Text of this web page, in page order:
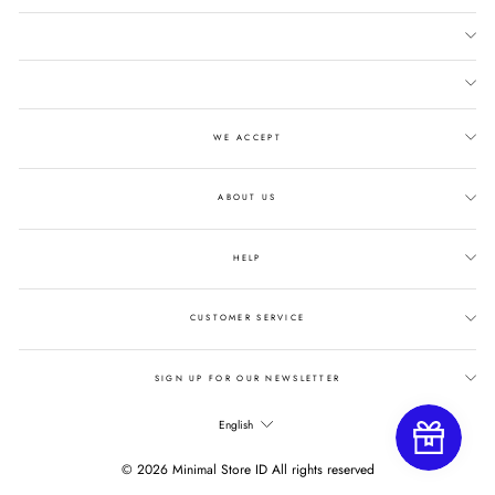
WE ACCEPT
ABOUT US
HELP
CUSTOMER SERVICE
SIGN UP FOR OUR NEWSLETTER
LANGUAGE
English
© 2026 Minimal Store ID All rights reserved